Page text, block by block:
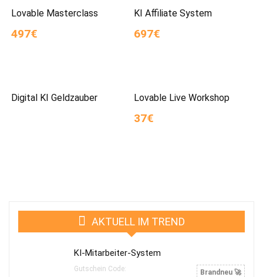
Lovable Masterclass
497€
KI Affiliate System
697€
Digital KI Geldzauber Lovable Live Workshop
37€
AKTUELL IM TREND
KI-Mitarbeiter-System
Gutschein Code: Brandneu 🚀